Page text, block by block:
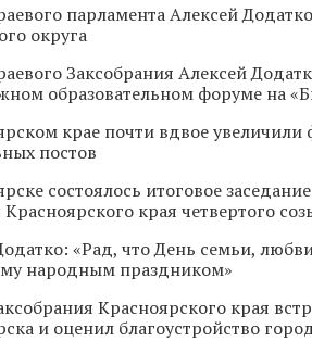
парламента Алексей
округа
Заксобрания Алексей
образовательном форуме на
крае почти вдвое
постов
состоялось итоговое
края четвертого
«Рад, что День семьи,
народным праздником»
Красноярского края
и оценил благоустройство